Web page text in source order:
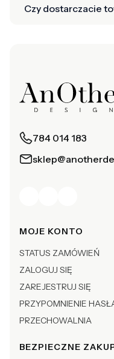
Czy dostarczacie
784 014 183
Linki w stopce
MOJE KONTO
STATUS ZAMÓWIEŃ
ZALOGUJ SIĘ
ZAREJESTRUJ SIĘ
PRZYPOMNIENIE
PRZECHOWALNIA
BEZPIECZNE